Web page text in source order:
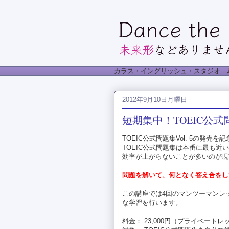
カラス・イングリッシュ・スタジ
2012年9月10日月曜日
短期集中！TOEIC公式
TOEIC公式問題集Vol. 5の発売を記
TOEIC公式問題集は本番に最も近
効率が上がらないことが多いのが
問題を解いて、何となく答え合を
この講座では4回のマンツーマン
な学習を行います。
料金： 23,000円（プライベートレ